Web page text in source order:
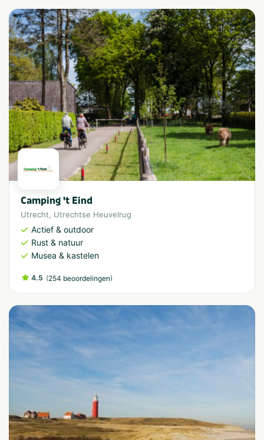
Camping 't Eind
Utrecht, Utrechtse Heuvelrug
Actief & outdoor
Rust & natuur
Musea & kastelen
4.5 (254 beoordelingen)